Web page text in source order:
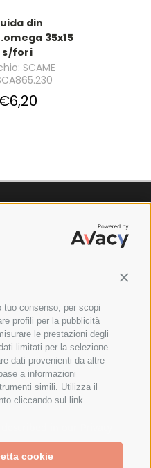
consenso, per scopi
profili per la pubblicità
le prestazioni degli
limitati per la selezione
dati provenienti da altre
a informazioni
simili. Utilizza il
cliccando sul link
cookie
din
35x15
s/fori
SCAME